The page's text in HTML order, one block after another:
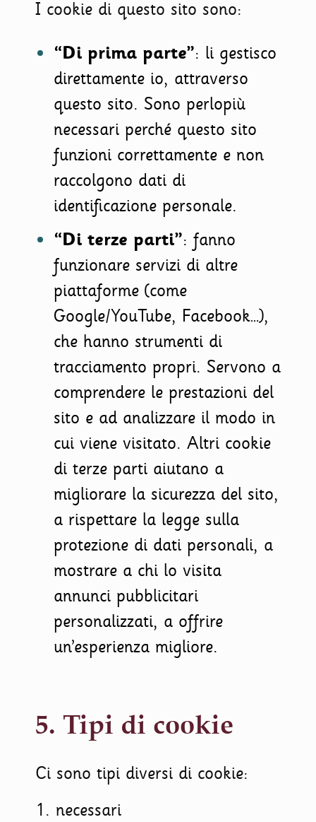
I cookie di questo sito sono:
“Di prima parte”: li gestisco
direttamente io, attraverso
questo sito. Sono perlopiù
necessari perché questo sito
funzioni correttamente e non
raccolgono dati di
identificazione personale.
“Di terze parti”: fanno
funzionare servizi di altre
piattaforme (come
Google/YouTube, Facebook…),
che hanno strumenti di
tracciamento propri. Servono a
comprendere le prestazioni del
sito e ad analizzare il modo in
cui viene visitato. Altri cookie
di terze parti aiutano a
migliorare la sicurezza del sito,
a rispettare la legge sulla
protezione di dati personali, a
mostrare a chi lo visita
annunci pubblicitari
personalizzati, a offrire
un’esperienza migliore.
5. Tipi di cookie
Ci sono tipi diversi di cookie:
1. necessari